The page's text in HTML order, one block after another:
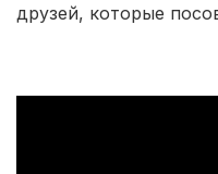
друзей, которые